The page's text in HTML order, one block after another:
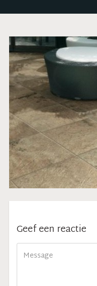
Geef een reactie